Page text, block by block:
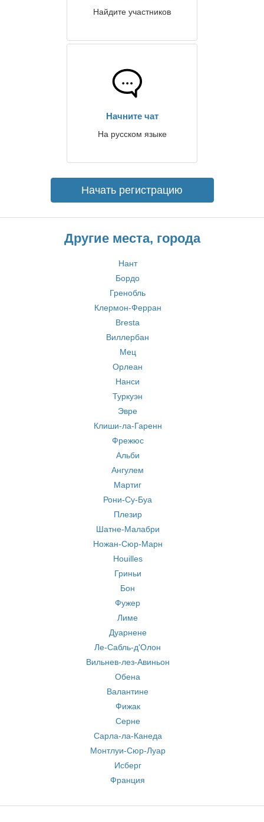
Найдите участников
Начните чат
На русском языке
Начать регистрацию
Другие места, города
Нант
Бордо
Гренобль
Клермон-Ферран
Bresta
Виллербан
Мец
Орлеан
Нанси
Туркуэн
Эвре
Клиши-ла-Гаренн
Фрежюс
Альби
Ангулем
Мартиг
Рони-Су-Буа
Плезир
Шатне-Малабри
Ножан-Сюр-Марн
Houilles
Гриньи
Бон
Фужер
Лиме
Дуарнене
Ле-Сабль-д'Олон
Вильнев-лез-Авиньон
Обена
Валантине
Фижак
Серне
Сарла-ла-Канеда
Монтлуи-Сюр-Луар
Исберг
Франция